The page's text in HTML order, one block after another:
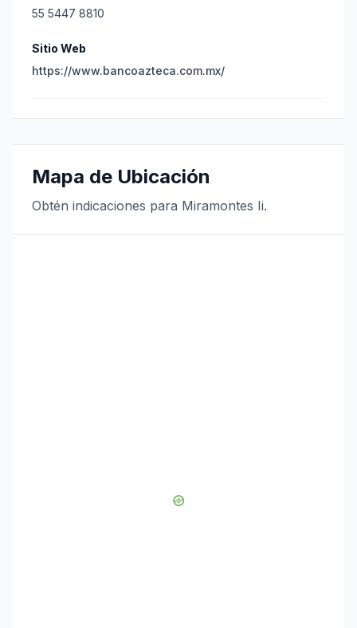
55 5447 8810
Sitio Web
https://www.bancoazteca.com.mx/
Mapa de Ubicación
Obtén indicaciones para Miramontes Ii.